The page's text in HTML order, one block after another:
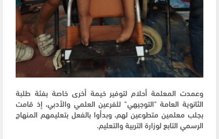
وعمدت المعلمة أحلام لتوفير خيمة أخرى خاصة بفئة طلبة
الثانوية العامة "التوجيهي" للفرعين العلمي والأدبي، إذ قامت
بجلب معلمين متطوعين لهم، وبدأوا بالفعل بتعليمهم المنهاج
الرسمي التابع لوزارة التربية والتعليم.